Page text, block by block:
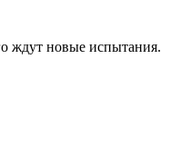
ждут новые испытания.